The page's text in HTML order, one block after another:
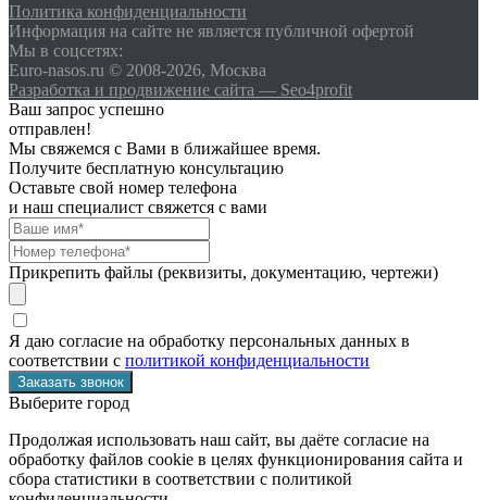
Политика конфиденциальности
Информация на сайте не является публичной офертой
Мы в соцсетях:
Euro-nasos.ru © 2008-2026, Москва
Разработка и продвижение сайта — Seo4profit
Ваш запрос успешно
отправлен!
Мы свяжемся с Вами в ближайшее время.
Получите бесплатную консультацию
Оставьте свой номер телефона
и наш специалист свяжется с вами
Прикрепить файлы (реквизиты, документацию, чертежи)
Я даю согласие на обработку персональных данных в
соответствии с политикой конфиденциальности
Выберите город
Продолжая использовать наш сайт, вы даёте согласие на
обработку файлов cookie в целях функционирования сайта и
сбора статистики в соответствии с политикой